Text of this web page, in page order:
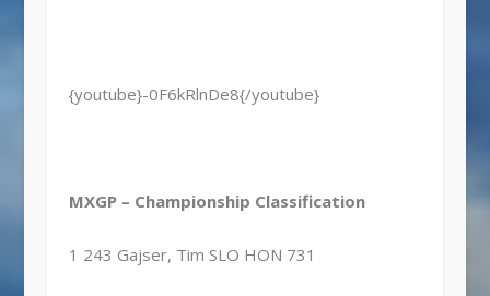
{youtube}-0F6kRlnDe8{/youtube}
MXGP – Championship Classification
1 243 Gajser, Tim SLO HON 731